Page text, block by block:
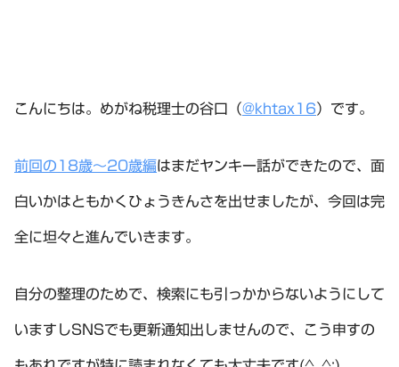
こんにちは。めがね税理士の谷口（@khtax16）です。
前回の18歳～20歳編はまだヤンキー話ができたので、面
白いかはともかくひょうきんさを出せましたが、今回は完
全に坦々と進んでいきます。
自分の整理のためで、検索にも引っかからないようにして
いますしSNSでも更新通知出しませんので、こう申すの